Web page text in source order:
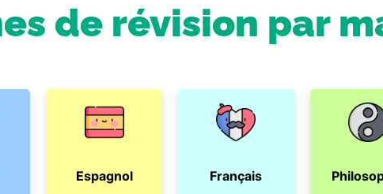
de révision par
Espagnol Français